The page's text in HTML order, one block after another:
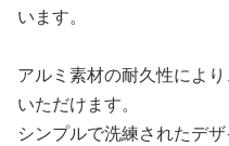
います。
アルミ素材の耐久性によ
いただけます。
シンプルで洗練されたデ